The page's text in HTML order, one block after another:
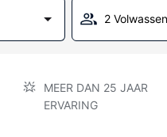
2
MEER DAN 25 JAAR
ERVARING